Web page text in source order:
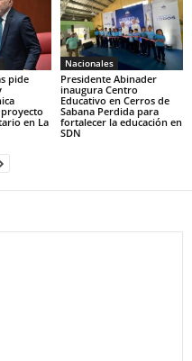
pide
en La
Nacionales
Presidente Abinader
inaugura Centro
Educativo en Cerros de
Sabana Perdida para
fortalecer la educación en
SDN